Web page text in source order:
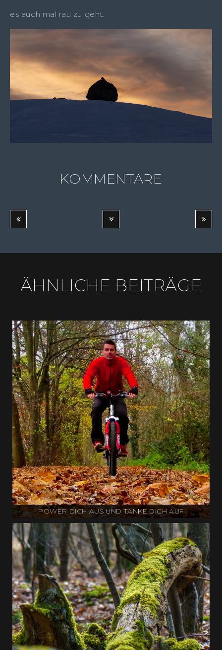
es auch mal rau zu geht.
KOMMENTARE
ÄHNLICHE BEITRÄGE
POWER DICH AUS UND TANKE DICH AUF